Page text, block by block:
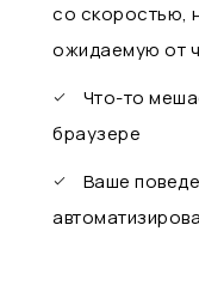
со скоростью,
ожидаемую от
Что-то
браузере
Ваше